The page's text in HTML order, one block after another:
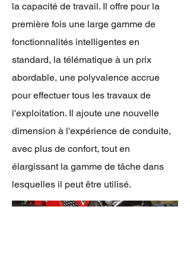
la capacité de travail. Il offre pour la
première fois une large gamme de
fonctionnalités intelligentes en
standard, la télématique à un prix
abordable, une polyvalence accrue
pour effectuer tous les travaux de
l'exploitation. Il ajoute une nouvelle
dimension à l'expérience de conduite,
avec plus de confort, tout en
élargissant la gamme de tâche dans
lesquelles il peut être utilisé.